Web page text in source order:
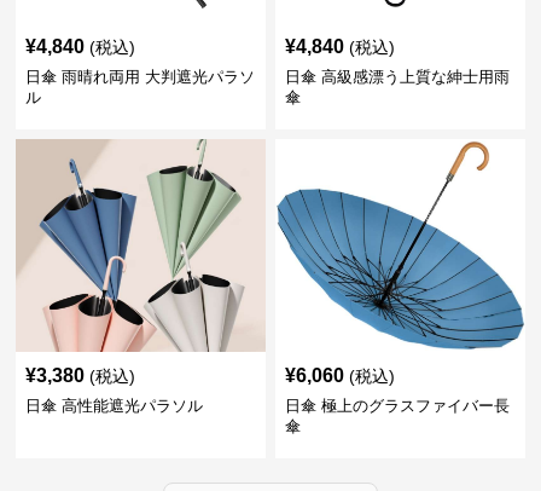
¥4,840 (税込)
日傘 雨晴れ両用 大判遮光パラソ
ル
¥4,840 (税込)
日傘 高級感漂う上質な紳士用雨
傘
¥3,380 (税込)
日傘 高性能遮光パラソル
¥6,060 (税込)
日傘 極上のグラスファイバー長
傘